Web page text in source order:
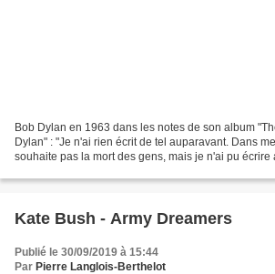
Bob Dylan en 1963 dans les notes de son album
Dylan" : "Je n'ai rien écrit de tel auparavant. Dans
souhaite pas la mort des gens, mais je n'ai pu écrire
Kate Bush - Army Dreamers
Publié le 30/09/2019 à 15:44
Par Pierre Langlois-Berthelot